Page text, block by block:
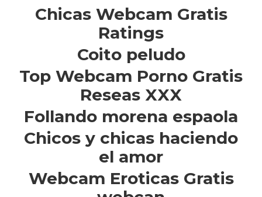
Chicas Webcam Gratis
Ratings
Coito peludo
Top Webcam Porno Gratis
Reseas XXX
Follando morena espaola
Chicos y chicas haciendo
el amor
Webcam Eroticas Gratis